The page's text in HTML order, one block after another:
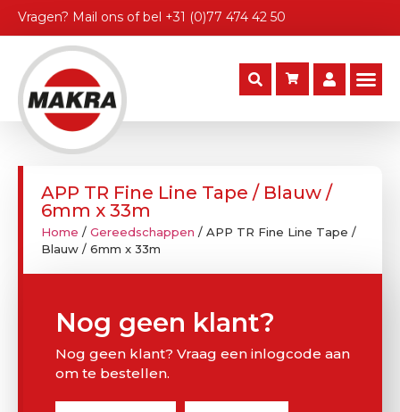
Vragen? Mail ons of bel +31 (0)77 474 42 50
APP TR Fine Line Tape / Blauw /
6mm x 33m
Home / Gereedschappen / APP TR Fine Line Tape /
Blauw / 6mm x 33m
Nog geen klant?
Nog geen klant? Vraag een inlogcode aan
om te bestellen.